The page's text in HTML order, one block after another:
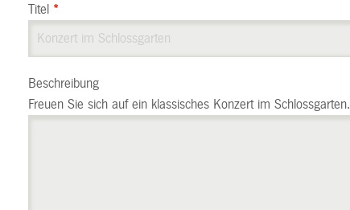
Titel *
Beschreibung
Freuen Sie sich auf ein klassisches Konzert im Schlossgarten.